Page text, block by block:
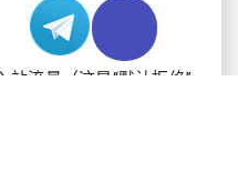
站流量（这是“默认拒绝”